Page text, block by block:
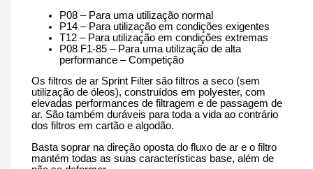
P08 – Para uma utilização normal
P14 – Para utilização em condições exigentes
T12 – Para utilização em condições extremas
P08 F1-85 – Para uma utilização de alta
performance – Competição
Os filtros de ar Sprint Filter são filtros a seco (sem
utilização de óleos), construídos em polyester, com
elevadas performances de filtragem e de passagem de
ar. São também duráveis para toda a vida ao contrário
dos filtros em cartão e algodão.
Basta soprar na direção oposta do fluxo de ar e o filtro
mantém todas as suas características base, além de